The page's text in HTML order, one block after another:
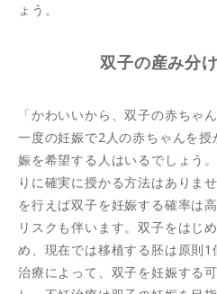
ょう。
双子の産み分
「かわいいから、双子の赤ちゃ
一度の妊娠で2人の赤ちゃんを
娠を希望する人はいるでしょう
りに確実に授かる方法はありま
を行えば双子を妊娠する確率は
リスクも伴います。双子をはじ
め、現在では移植する胚は原則
治療によって、双子を妊娠する